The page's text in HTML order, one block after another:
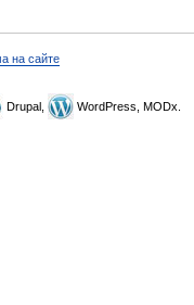
на сайте
Drupal, WordPress, MODx.